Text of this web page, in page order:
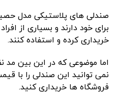
صندلی های پلاستیکی مدل
برای خود دارند و بسیاری از
خریداری کرده و استفاده کنند.
اما موضوعی که در این بین
نمی توانید این صندلی را با
فروشگاه ها خریداری کنید.